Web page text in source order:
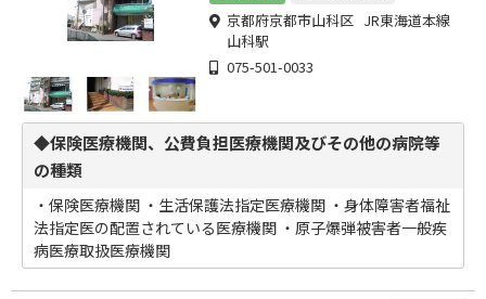
京都府京都市山科区 JR東海道本線
山科駅
075-501-0033
◆保険医療機関、公費負担医療機関及びその他の病院等
の種類
・保険医療機関 ・生活保護法指定医療機関 ・身体障害者福祉
法指定医の配置されている医療機関 ・原子爆弾被害者一般疾
病医療取扱医療機関